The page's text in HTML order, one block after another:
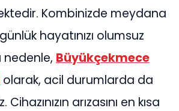
Kombinizde meydana
hayatınızı olumsuz
nedenle, Büyükçekmece
olarak, acil durumlarda da
arızasını en kısa